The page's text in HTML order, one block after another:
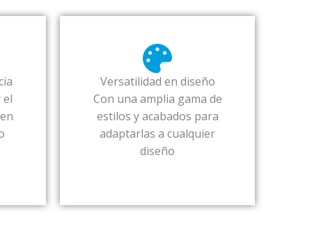
el
Versatilidad en diseño
Con una amplia gama de
estilos y acabados para
adaptarlas a cualquier
diseño